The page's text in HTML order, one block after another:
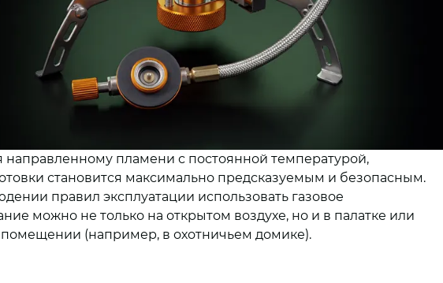
направленному пламени с постоянной температурой,
становится максимально предсказуемым и безопасным.
правил эксплуатации использовать газовое
можно не только на открытом воздухе, но и в палатке или
(например, в охотничьем домике).